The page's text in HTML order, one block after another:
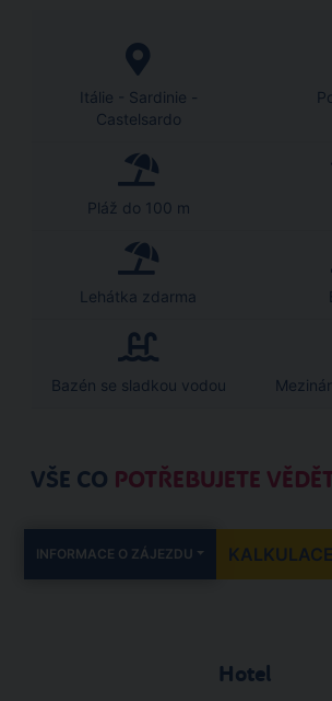
Itálie - Sardinie -
Castelsardo
Pláž do 100 m
Lehátka zdarma
Bazén se sladkou vodou
VŠE CO POTŘEBUJETE
INFORMACE O ZÁJEZDU KALKULACE
Hotel